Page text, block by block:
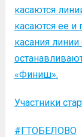
касаются
касаются ее и
касания
«Финиш».
Участники
#ГТОБЕЛОВО